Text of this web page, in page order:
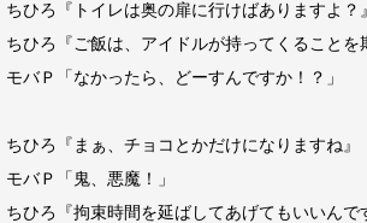
ちひろ『トイレは奥の扉に行けばありますよ？』
ちひろ『ご飯は、アイドルが持ってくることを
モバＰ「なかったら、どーすんですか！？」
ちひろ『まぁ、チョコとかだけになりますね』
モバＰ「鬼、悪魔！」
ちひろ『拘束時間を延ばしてあげてもいいんで